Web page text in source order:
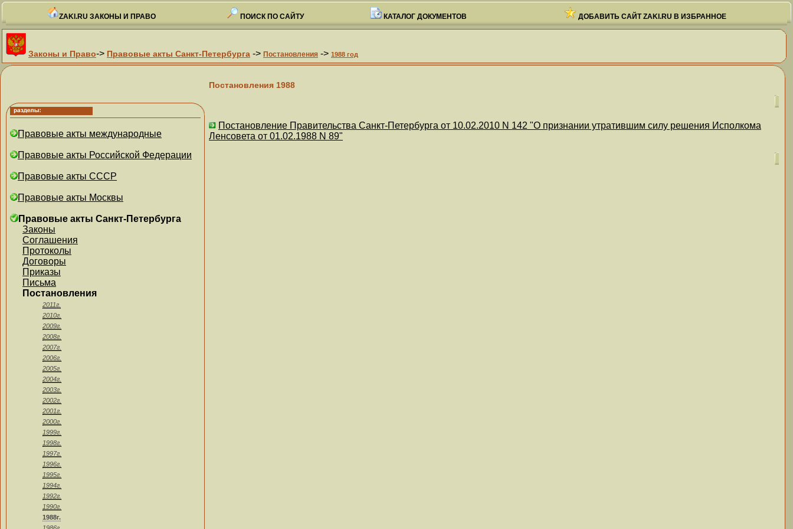
ZAKI.RU ЗАКОНЫ И ПРАВО ПОИСК ПО САЙТУ КАТАЛОГ ДОКУМЕНТОВ ДОБАВИТЬ САЙТ ZAKI.RU В ИЗБРАННОЕ
Законы и Право-> Правовые акты Санкт-Петербурга -> Постановления -> 1988 год
Правовые акты международные
Правовые акты Российской Федерации
Правовые акты СССР
Правовые акты Москвы
Правовые акты Санкт-Петербурга
Законы
Соглашения
Протоколы
Договоры
Приказы
Письма
Постановления
2011г.
2010г.
2009г.
2008г.
2007г.
2006г.
2005г.
2004г.
2003г.
2002г.
2001г.
2000г.
1999г.
1998г.
1997г.
1996г.
1995г.
1994г.
1992г.
1990г.
1988г.
Постановления 1988
Постановление Правительства Санкт-Петербурга от 10.02.2010 N 142 "О признании утратившим силу решения Исполкома
Ленсовета от 01.02.1988 N 89"